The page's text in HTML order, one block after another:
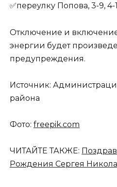
✅переулку Попова, 3-9, 4-
Отключение и
энергии будет
предупреждения.
Источник:
района
Фото: freepik.com
ЧИТАЙТЕ ТАКЖЕ:
Рождения Сергея